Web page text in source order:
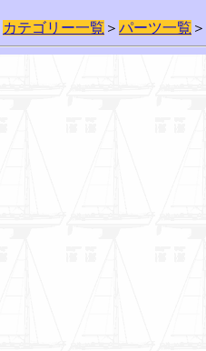
カテゴリー一覧 ＞ パーツ一覧